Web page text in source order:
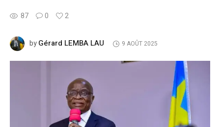
87 0 2
byGérard LEMBA LAU 9 AOÛT 2025